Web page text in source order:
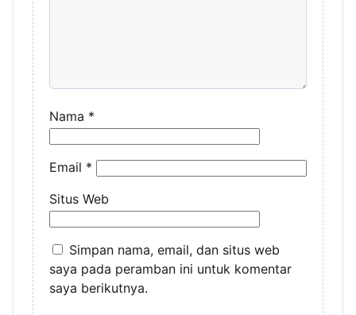
Nama *
Email *
Situs Web
Simpan nama, email, dan situs web
saya pada peramban ini untuk komentar
saya berikutnya.